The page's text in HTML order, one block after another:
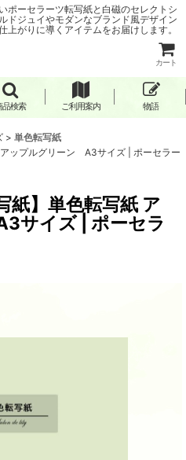
ポーセラーツ転写紙と白磁のセレクトシ
ドジュイやモダンなブランド風デザイン
がりに導くアイテムをお届けします。
カート
品検索 ご利用案内 物語
> 単色転写紙
アップルグリーン A3サイズ | ポーセラー
紙】単色転写紙 ア
サイズ | ポーセラ